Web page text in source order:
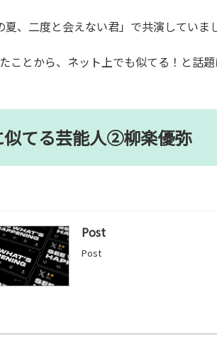
、二度と会えない君」で共演していま
ことから、ネット上でも似てる！と話題
似てる芸能人②柳楽優弥
Post
Post